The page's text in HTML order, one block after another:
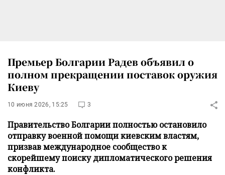
Премьер Болгарии Радев объявил о
полном прекращении поставок оружия
Киеву
10 июня 2026, 15:25 3
Правительство Болгарии полностью остановило
отправку военной помощи киевским властям,
призвав международное сообщество к
скорейшему поиску дипломатического решения
конфликта.